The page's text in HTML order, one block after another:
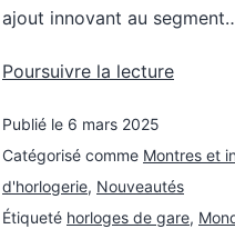
ajout innovant au
Poursuivre la lectureMontres
gare
Numeri
Publié le 6 mars 2025
Catégorisé comme Montres et
d'horlogerie, Nouveautés
Étiqueté horloges de gare,